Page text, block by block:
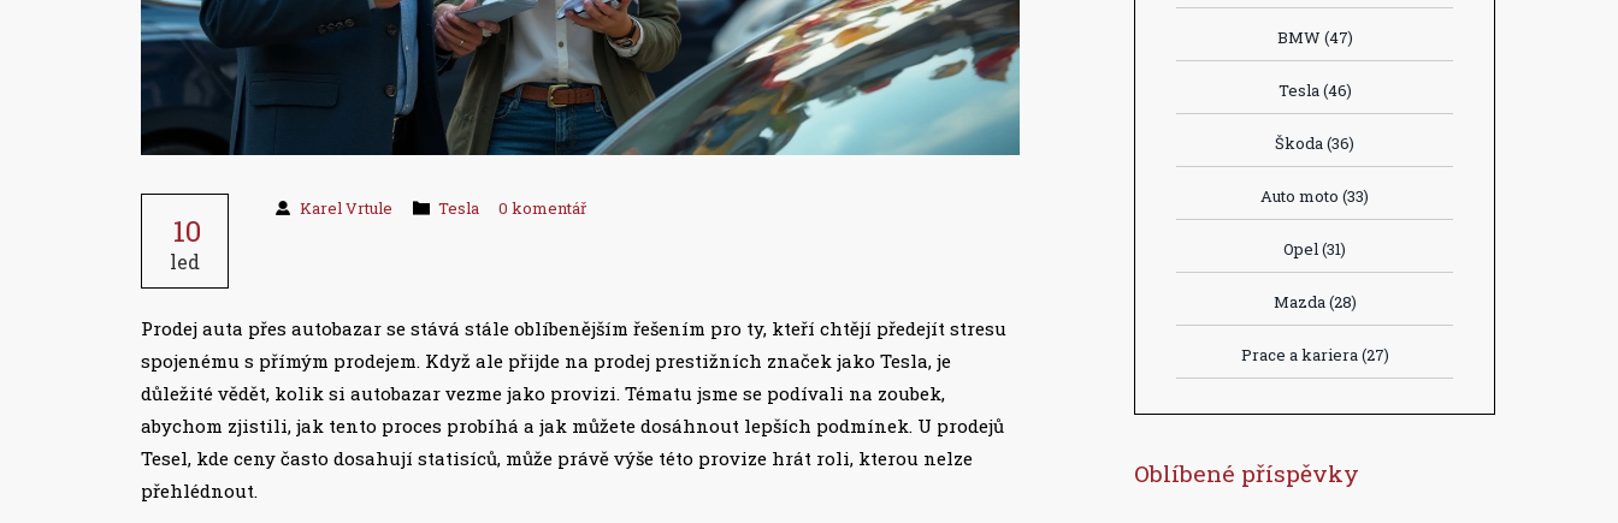
10
led
Karel Vrtule Tesla 0 komentář
Prodej auta přes autobazar se stává stále oblíbenějším řešením pro ty, kteří chtějí předejít stresu
spojenému s přímým prodejem. Když ale přijde na prodej prestižních značek jako Tesla, je
důležité vědět, kolik si autobazar vezme jako provizi. Tématu jsme se podívali na zoubek,
abychom zjistili, jak tento proces probíhá a jak můžete dosáhnout lepších podmínek. U prodejů
Tesel, kde ceny často dosahují statisíců, může právě výše této provize hrát roli, kterou nelze
přehlédnout.
BMW (47)
Tesla(46)
Škoda(36)
Auto moto (33)
Opel(31)
Mazda(28)
Prace a kariera(27)
Oblíbené příspěvky